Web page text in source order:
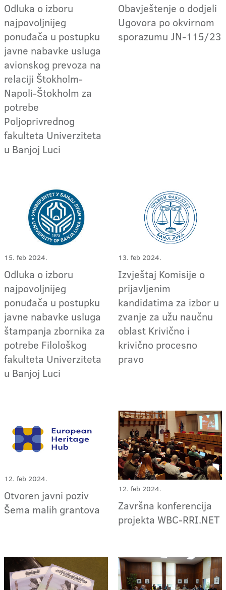
Odluka o izboru
najpovoljnijeg
ponuđača u postupku
javne nabavke usluga
avionskog prevoza na
relaciji Štokholm-
Napoli-Štokholm za
potrebe
Poljoprivrednog
fakulteta Univerziteta
u Banjoj Luci
Obavještenje o dodjeli
Ugovora po okvirnom
sporazumu JN-115/23
15. feb 2024.
Odluka o izboru
najpovoljnijeg
ponuđača u postupku
javne nabavke usluga
štampanja zbornika za
potrebe Filološkog
fakulteta Univerziteta
u Banjoj Luci
13. feb 2024.
Izvještaj Komisije o
prijavljenim
kandidatima za izbor u
zvanje za užu naučnu
oblast Krivično i
krivično procesno
pravo
12. feb 2024.
Otvoren javni poziv
Šema malih grantova
12. feb 2024.
Završna konferencija
projekta WBC-RRI.NET